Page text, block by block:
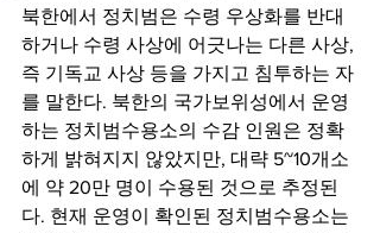
북한에서 정치범은 수령 우상화를 반대
하거나 수령 사상에 어긋나는 다른 사상,
즉 기독교 사상 등을 가지고 침투하는 자
를 말한다. 북한의 국가보위성에서 운영
하는 정치범수용소의 수감 인원은 정확
하게 밝혀지지 않았지만, 대략 5~10개소
에 약 20만 명이 수용된 것으로 추정된
다. 현재 운영이 확인된 정치범수용소는